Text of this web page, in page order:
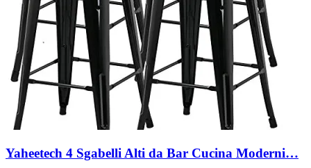
Yaheetech 4 Sgabelli Alti da Bar Cucina Moderni…